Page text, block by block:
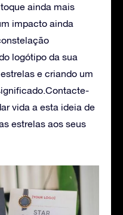
ainda mais
impacto ainda
logótipo da sua
e criando um
Contacte-
vida a esta ideia de
estrelas aos seus